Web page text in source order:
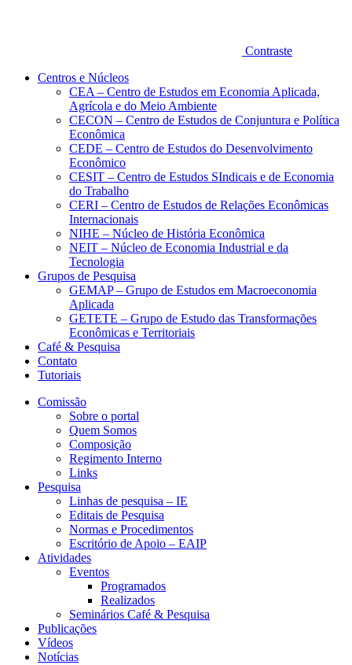
Contraste
Centros e Núcleos
CEA – Centro de Estudos em Economia Aplicada,
Agrícola e do Meio Ambiente
CECON – Centro de Estudos de Conjuntura e Política
Econômica
CEDE – Centro de Estudos do Desenvolvimento
Econômico
CESIT – Centro de Estudos SIndicais e de Economia
do Trabalho
CERI – Centro de Estudos de Relações Econômicas
Internacionais
NIHE – Núcleo de História Econômica
NEIT – Núcleo de Economia Industrial e da
Tecnologia
Grupos de Pesquisa
GEMAP – Grupo de Estudos em Macroeconomia
Aplicada
GETETE – Grupo de Estudo das Transformações
Econômicas e Territoriais
Café & Pesquisa
Contato
Tutoriais
Comissão
Sobre o portal
Quem Somos
Composição
Regimento Interno
Links
Pesquisa
Linhas de pesquisa – IE
Editais de Pesquisa
Normas e Procedimentos
Escritório de Apoio – EAIP
Atividades
Eventos
Programados
Realizados
Seminários Café & Pesquisa
Publicações
Vídeos
Notícias